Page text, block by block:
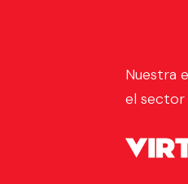
Nuestra
el sector